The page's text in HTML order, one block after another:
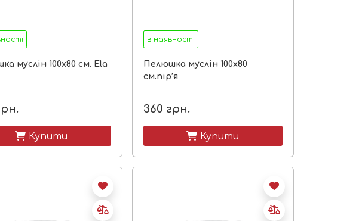
муслін 100х80 см. Ela
 Купити
в наявності
Пелюшка муслін 100х80
см.пір’я
360 грн.
 Купити